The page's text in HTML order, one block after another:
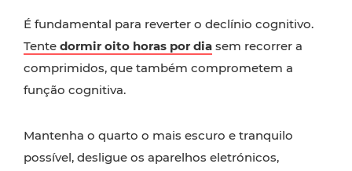
É fundamental para reverter o declínio cognitivo.
Tente dormir oito horas por dia sem recorrer a
comprimidos, que também comprometem a
função cognitiva.
Mantenha o quarto o mais escuro e tranquilo
possível, desligue os aparelhos eletrónicos,